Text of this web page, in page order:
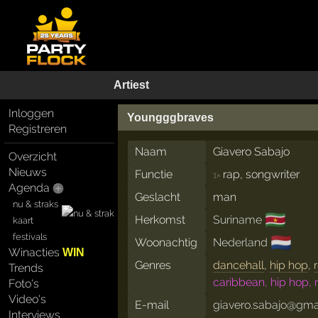
Artiest
Inloggen
Registreren
Overzicht
Nieuws
Agenda
nu & straks
kaart
festivals
WinactiesWIN
Trends
Foto's
Video's
Interviews
Youngggbraves
Naam
Giavero Sabajo
Functie
1× rap, songwriter
Geslacht
man
Herkomst
Suriname 🇸🇷
Woonachtig Nederland 🇳🇱
Genres dancehall, hip hop,
caribbean, hip hop,
E-mail